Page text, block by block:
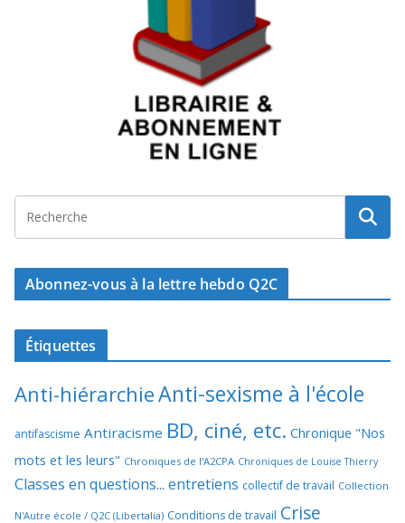
Abonnez-vous à la lettre hebdo Q2C
Étiquettes
Anti-hiérarchieAnti-sexisme à l'école
antifascisme Antiracisme BD, ciné, etc. Chronique "Nos
mots et les leurs" Chroniques de l'A2CPA Chroniques de Louise Thierry
Classes en questions... entretiens collectif de travail Collection
N'Autre école / Q2C (Libertalia) Conditions de travail Crise